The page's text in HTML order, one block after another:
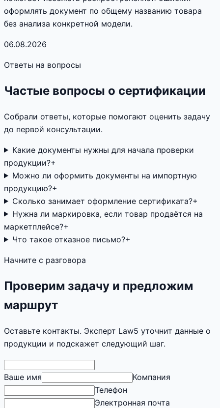
оформлять документ по общему названию товара
без анализа конкретной модели.
06.08.2026
Ответы на вопросы
Частые вопросы о сертификации
Собрали ответы, которые помогают оценить задачу
до первой консультации.
Какие документы нужны для начала проверки
продукции?+
Можно ли оформить документы на импортную
продукцию?+
Сколько занимает оформление сертификата?+
Нужна ли маркировка, если товар продаётся на
маркетплейсе?+
Что такое отказное письмо?+
Начните с разговора
Проверим задачу и предложим
маршрут
Оставьте контакты. Эксперт Law5 уточнит данные о
продукции и подскажет следующий шаг.
Ваше имя
Компания
Телефон
Электронная почта